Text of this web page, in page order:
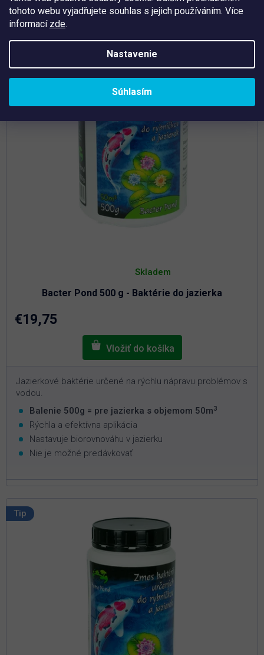
tohoto webu vyjadřujete souhlas s jejich používáním. Více
informací zde.
Nastavenie
Súhlasím
Tip
Bacter Pond 500 g - Baktérie do jazierka
hodnotenie
je
5,0
Skladem
€19,75
Jazierkové baktérie určené na rýchlu nápravu problémov s
vodou.
Balenie 500g = pre jazierka s objemom 50m3
Rýchla a efektívna aplikácia
Nastavuje biorovnováhu v jazierku
Nie je možné predávkovať
Tip